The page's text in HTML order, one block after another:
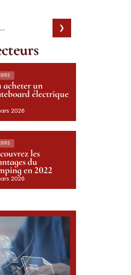
acheter un
électrique
2026
les
du
en 2022
2026